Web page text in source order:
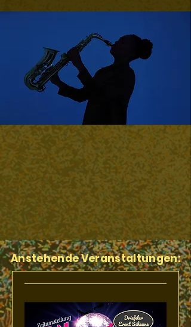
Anstehende Veranstaltungen: